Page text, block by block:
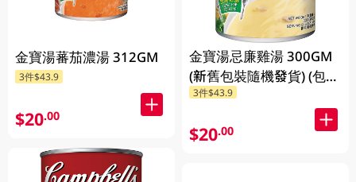
金寶湯蕃茄濃湯 312GM
3件$43.9
$20.00
金寶湯忌廉雞湯 300GM
(新舊包裝隨機發貨) (包裝
隨機發放)
3件$43.9
$20.00